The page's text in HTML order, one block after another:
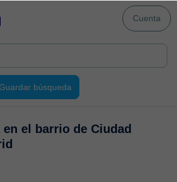
Cuenta
búsqueda
en el barrio de Ciudad